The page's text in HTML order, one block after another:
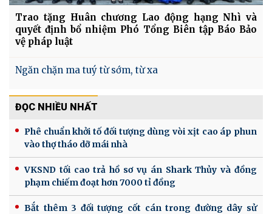
Trao tặng Huân chương Lao động hạng Nhì và
quyết định bổ nhiệm Phó Tổng Biên tập Báo Bảo
vệ pháp luật
Ngăn chặn ma tuý từ sớm, từ xa
ĐỌC NHIỀU NHẤT
Phê chuẩn khởi tố đối tượng dùng vòi xịt cao áp phun
vào thợ tháo dỡ mái nhà
VKSND tối cao trả hồ sơ vụ án Shark Thủy và đồng
phạm chiếm đoạt hơn 7000 tỉ đồng
Bắt thêm 3 đối tượng cốt cán trong đường dây sử